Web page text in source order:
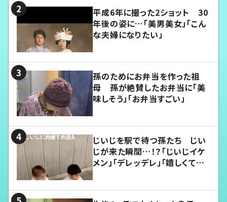
平成6年に撮った2ショット 30
年後の姿に…「美男美女」「こん
な夫婦になりたい」
孫のためにお弁当を作った祖
母 孫が絶賛したお弁当に「美
味しそう」「お弁当すごい」
じいじを駅で待つ孫たち じい
じが来た瞬間…！？「じいじイケ
メン」「デレッデレ」「嬉しくて可